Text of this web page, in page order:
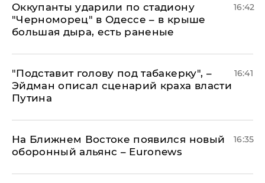
Оккупанты ударили по стадиону
"Черноморец" в Одессе – в крыше
большая дыра, есть раненые
16:42
​"Подставит голову под табакерку", –
Эйдман описал сценарий краха власти
Путина
16:41
На Ближнем Востоке появился новый
оборонный альянс – Euronews
16:35